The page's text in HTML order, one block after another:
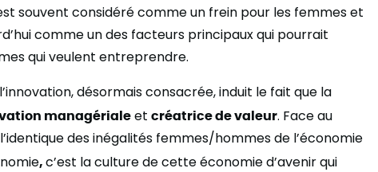
souvent considéré comme un frein pour les femmes et
comme un des facteurs principaux qui pourrait
qui veulent entreprendre.
désormais consacrée, induit le fait que la
managérialeet créatrice de valeur. Face au
des inégalités femmes/hommes de l’économie
, c’est la culture de cette économie d’avenir qui